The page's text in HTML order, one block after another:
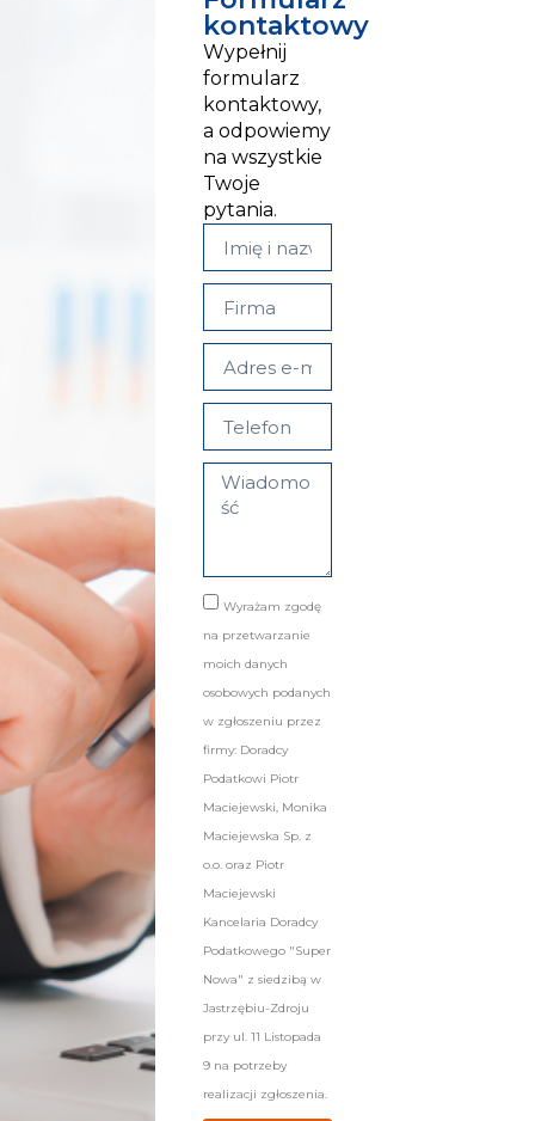
kontaktowy
Wypełnij
formularz
kontaktowy,
a odpowiemy
na wszystkie
Twoje
pytania.
Wyrażam zgodę
na przetwarzanie
moich danych
osobowych podanych
w zgłoszeniu przez
firmy: Doradcy
Podatkowi Piotr
Maciejewski, Monika
Maciejewska Sp. z
o.o. oraz Piotr
Maciejewski
Kancelaria Doradcy
Podatkowego "Super
Nowa" z siedzibą w
Jastrzębiu-Zdroju
przy ul. 11 Listopada
9 na potrzeby
realizacji zgłoszenia.